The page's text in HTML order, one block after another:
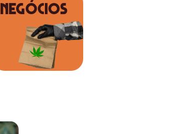
NEGÓCIOS